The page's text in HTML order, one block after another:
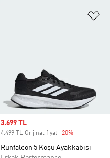
Sale price
3.699 TL
4.499 TL Orijinal fiyat -20%
Runfalcon 5 Koşu Ayakkabısı